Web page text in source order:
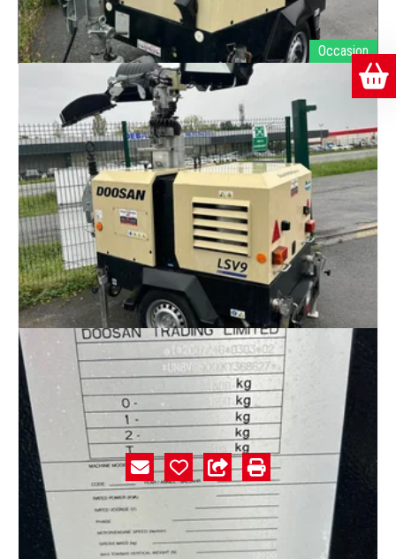
Unknown range 857Doosan LSV9#E002078
Occasion
DOOSANLSV9
Ref.E002078
10" "500 € HT
Caractéristiques
Marque
Doosan
Modèle
LSV9
Référence
E002078
Numéro de série
368627
2020
État
Neuf défraîchi
74 HEURES